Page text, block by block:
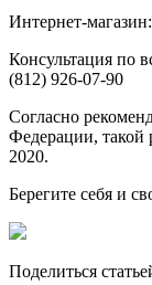
Интернет-магазин:
Консультация по
(812) 926-07-90
Согласно
Федерации, такой
2020.
Берегите себя и
Поделиться